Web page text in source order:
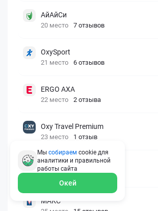
АйАйСи
20 место 7 отзывов
OxySport
21 место 6 отзывов
ERGO AXA
22 место 2 отзыва
Oxy Travel Premium
23 место 1 отзыв
УралСиб
24 место 1 отзыв
МАКС
Мы собираем cookie для
аналитики и правильной
работы сайта
Окей